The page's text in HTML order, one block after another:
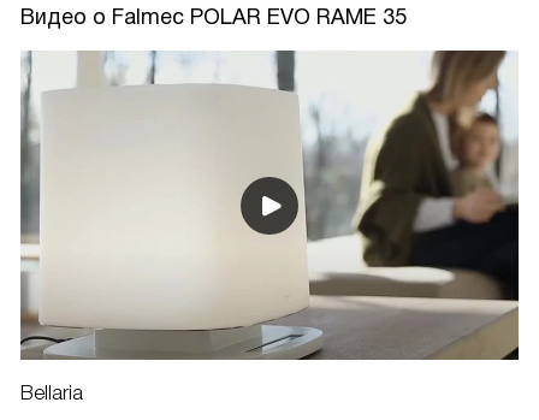
Видео о Falmec POLAR EVO RAME 35
Bellaria